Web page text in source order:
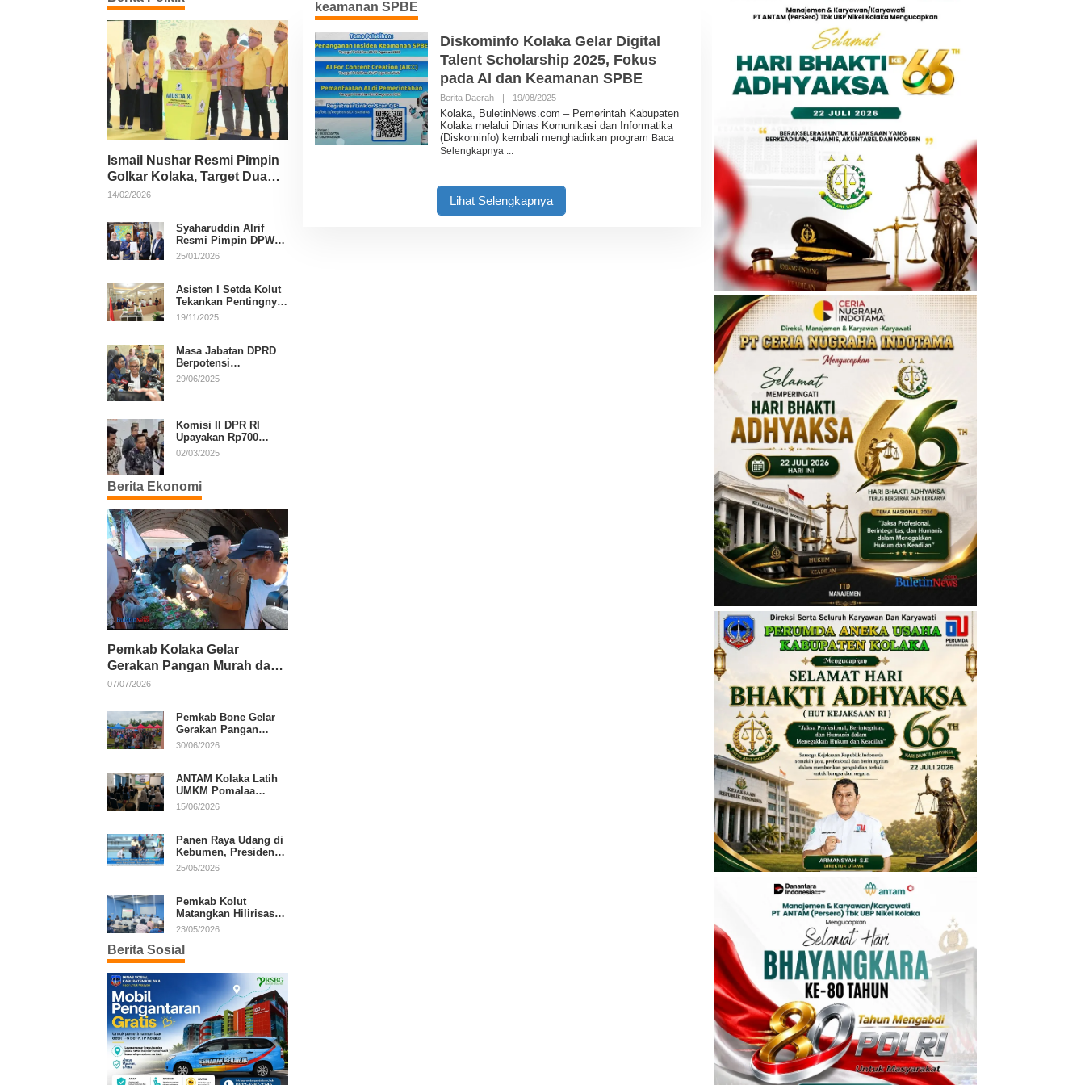
Ismail Nushar Resmi Pimpin
Golkar Kolaka, Target Dua
Kursi per Dapil
14/02/2026
Syaharuddin Alrif
Resmi Pimpin DPW
NasDem Sulsel
25/01/2026
Asisten I Setda Kolut
Tekankan Pentingnya
Pendidikan Politik
19/11/2025
Masa Jabatan DPRD
Berpotensi
Diperpanjang, Aria
29/06/2025
Komisi II DPR RI
Upayakan Rp700
Miliar dari APBN
Putusan MK
02/03/2025
Berita Ekonomi
Pemkab Kolaka Gelar
Gerakan Pangan Murah dan
Salurkan Pupuk Organik
07/07/2026
Pemkab Bone Gelar
Gerakan Pangan
Murah, Warga Serbu
30/06/2026
ANTAM Kolaka Latih
UMKM Pomalaa
Kembangkan Produk
15/06/2026
Panen Raya Udang di
Kebumen, Presiden
Prabowo Tekankan
25/05/2026
Pemkab Kolut
Matangkan Hilirisasi
Kakao dan Kelapa,
Daerah
23/05/2026
Berita Sosial
keamanan SPBE
Diskominfo Kolaka Gelar Digital
Talent Scholarship 2025, Fokus
pada AI dan Keamanan SPBE
Berita Daerah | 19/08/2025O
E
H
B
E
T
Kolaka, BuletinNews.com – Pemerintah Kabupaten
Kolaka melalui Dinas Komunikasi dan Informatika
(Diskominfo) kembali menghadirkan program Baca
Selengkapnya
Lihat Selengkapnya